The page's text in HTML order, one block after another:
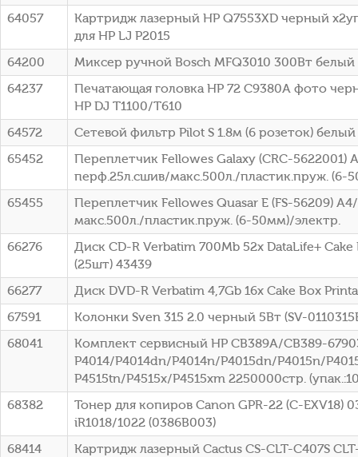
64057
Картридж лазерный HP Q7553XD черный
для HP LJ P2015
64200
Миксер ручной Bosch MFQ3010 300Вт белый
64237
Печатающая головка HP 72 C9380A фото
HP DJ T1100/T610
64572
Сетевой фильтр Pilot S 1.8м (6 розеток)
65452
Переплетчик Fellowes Galaxy (CRC-5622001)
перф.25л.сшив/макс.500л./пластик.пруж. (6-
65455
Переплетчик Fellowes Quasar E (FS-56209)
макс.500л./пластик.пруж. (6-50мм)/электр.
66276
Диск CD-R Verbatim 700Mb 52x DataLife+ Cake
(25шт) 43439
66277
Диск DVD-R Verbatim 4,7Gb 16x Cake Box
67591
Колонки Sven 315 2.0 черный 5Вт (SV-
68041
Комплект сервисный HP CB389A/CB389-
P4014/P4014dn/P4014n/P4015dn/P4015n/
P4515tn/P4515x/P4515xm 2250000стр.
68382
Тонер для копиров Canon GPR-22 (C-EXV18)
iR1018/1022 (0386B003)
68414
Картридж лазерный Cactus CS-CLT-C407S